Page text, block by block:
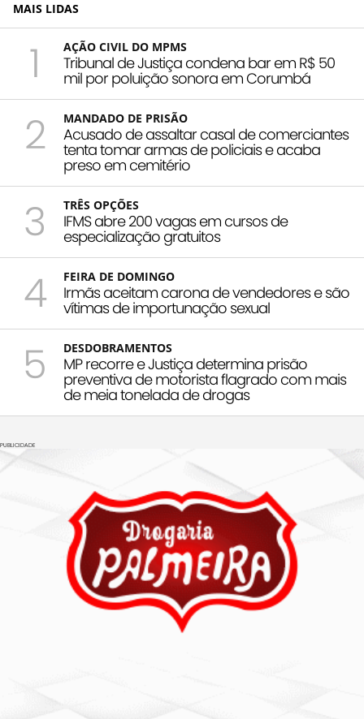
MAIS LIDAS
1 AÇÃO CIVIL DO MPMS
Tribunal de Justiça condena bar em R$ 50
mil por poluição sonora em Corumbá
2 MANDADO DE PRISÃO
Acusado de assaltar casal de comerciantes
tenta tomar armas de policiais e acaba
preso em cemitério
3 TRÊS OPÇÕES
IFMS abre 200 vagas em cursos de
especialização gratuitos
4 FEIRA DE DOMINGO
Irmãs aceitam carona de vendedores e são
vítimas de importunação sexual
5 DESDOBRAMENTOS
MP recorre e Justiça determina prisão
preventiva de motorista flagrado com mais
de meia tonelada de drogas
PUBLICIDADE